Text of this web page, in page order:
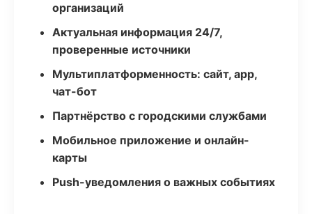
организаций
Актуальная информация 24/7,
проверенные источники
Мультиплатформенность: сайт, app,
чат-бот
Партнёрство с городскими службами
Мобильное приложение и онлайн-
карты
Push-уведомления о важных событиях